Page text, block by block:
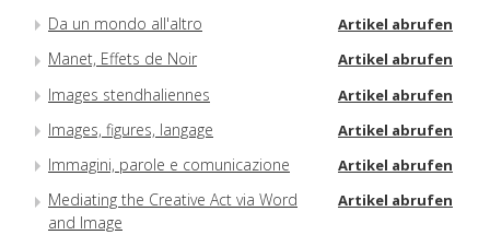
Da un mondo all'altro Artikel abrufen
Manet, Effets de Noir Artikel abrufen
Images stendhaliennes Artikel abrufen
Images, figures, langage Artikel abrufen
Immagini, parole e comunicazione Artikel abrufen
Mediating the Creative Act via Word
and Image
Artikel abrufen